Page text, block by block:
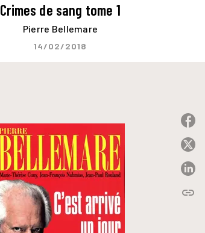
Crimes de sang tome 1
Pierre Bellemare
14/02/2018
link